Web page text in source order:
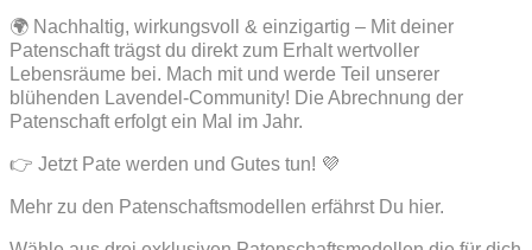
🌍 Nachhaltig, wirkungsvoll & einzigartig – Mit deiner
Patenschaft trägst du direkt zum Erhalt wertvoller
Lebensräume bei. Mach mit und werde Teil unserer
blühenden Lavendel-Community! Die Abrechnung der
Patenschaft erfolgt ein Mal im Jahr.
👉 Jetzt Pate werden und Gutes tun! 💜
Mehr zu den Patenschaftsmodellen erfährst Du hier.